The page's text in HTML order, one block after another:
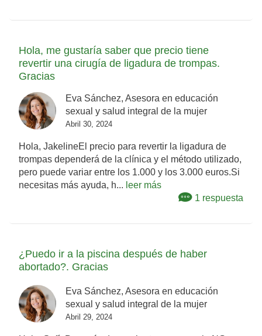
Hola, me gustaría saber que precio tiene
revertir una cirugía de ligadura de trompas.
Gracias
Eva Sánchez, Asesora en educación
sexual y salud integral de la mujer
Abril 30, 2024
Hola, JakelineEl precio para revertir la ligadura de
trompas dependerá de la clínica y el método utilizado,
pero puede variar entre los 1.000 y los 3.000 euros.Si
necesitas más ayuda, h... leer más
1 respuesta
¿Puedo ir a la piscina después de haber
abortado?. Gracias
Eva Sánchez, Asesora en educación
sexual y salud integral de la mujer
Abril 29, 2024